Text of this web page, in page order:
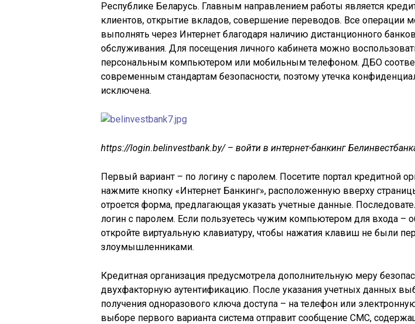
Республике Беларусь. Главным направлением работы является
клиентов, открытие вкладов, совершение переводов. Все операции
выполнять через Интернет благодаря наличию дистанционного
обслуживания. Для посещения личного кабинета можно
персональным компьютером или мобильным телефоном. ДБО
современным стандартам безопасности, поэтому утечка
исключена.
https://login.belinvestbank.by/ – войти в интернет-банкинг
Первый вариант – по логину с паролем. Посетите портал кредитной
нажмите кнопку «Интернет Банкинг», расположенную вверху
отроется форма, предлагающая указать учетные данные.
логин с паролем. Если пользуетесь чужим компьютером для входа –
откройте виртуальную клавиатуру, чтобы нажатия клавиш не были
злоумышленниками.
Кредитная организация предусмотрела дополнительную меру
двухфакторную аутентификацию. После указания учетных данных
получения одноразового ключа доступа – на телефон или
выборе первого варианта система отправит сообщение СМС,